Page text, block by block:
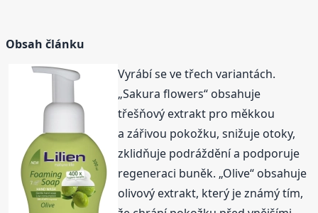
Obsah článku
Vyrábí se ve třech variantách.
„Sakura flowers“ obsahuje
třešňový extrakt pro měkkou
a zářivou pokožku, snižuje otoky,
zklidňuje podráždění a podporuje
regeneraci buněk. „Olive“ obsahuje
olivový extrakt, který je známý tím,